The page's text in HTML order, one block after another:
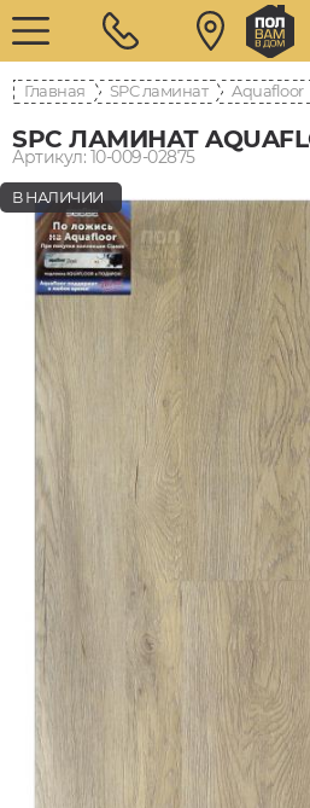
Главная SPC ламинат Aquafloor
SPC ЛАМИНАТ
Артикул: 10-009-02875
В НАЛИЧИИ